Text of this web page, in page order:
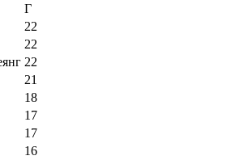
Г
22
22
22
21
18
17
17
16